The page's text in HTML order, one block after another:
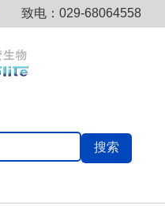
致电：029-68064558
搜索